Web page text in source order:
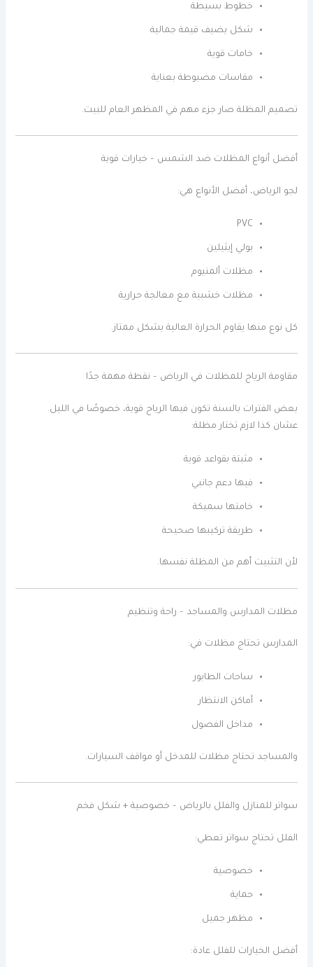
خطوط بسيطة
شكل يضيف قيمة جمالية
خامات قوية
مقاسات مضبوطة بعناية
تصميم المظلة صار جزء مهم في المظهر العام للبيت.
أفضل أنواع المظلات ضد الشمس – خيارات قوية
لجو الرياض، أفضل الأنواع هي:
PVC
بولي إيثيلين
مظلات ألمنيوم
مظلات خشبية مع معالجة حرارية
كل نوع منها يقاوم الحرارة العالية بشكل ممتاز.
مقاومة الرياح للمظلات في الرياض – نقطة مهمة جدًا
بعض الفترات بالسنة تكون فيها الرياح قوية، خصوصًا في الليل.
عشان كذا لازم تختار مظلة:
مثبتة بقواعد قوية
فيها دعم جانبي
خامتها سميكة
طريقة تركيبها صحيحة
لأن التثبيت أهم من المظلة نفسها.
مظلات المدارس والمساجد – راحة وتنظيم
المدارس تحتاج مظلات في:
ساحات الطابور
أماكن الانتظار
مداخل الفصول
والمساجد تحتاج مظلات للمدخل أو مواقف السيارات.
سواتر للمنازل والفلل بالرياض – خصوصية + شكل فخم
الفلل تحتاج سواتر تعطي:
خصوصية
حماية
مظهر جميل
أفضل الخيارات للفلل عادة: